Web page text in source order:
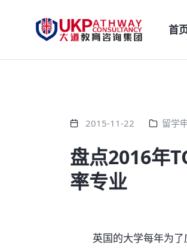
首
2015-11-22 留学
盘点2016年
率专业
英国的大学每年为了应